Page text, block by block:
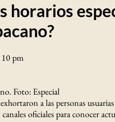
horarios
10 pm
Foto: Especial
a las personas
oficiales para conocer